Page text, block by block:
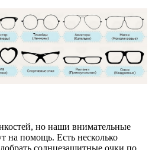
но наши внимательные
на помощь. Есть несколько